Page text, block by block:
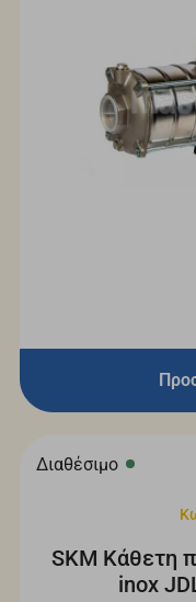
Διαθέσιμο
SKM Κάθετη
inox